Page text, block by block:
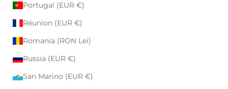
Portugal (EUR €)
Réunion (EUR €)
Romania (RON Lei)
Russia (EUR €)
San Marino (EUR €)